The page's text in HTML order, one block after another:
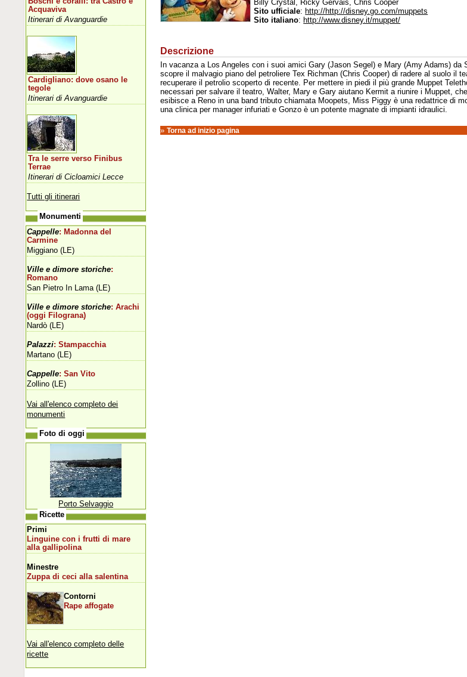
Billy Crystal, Ricky Gervais, Chris Cooper
Sito ufficiale:http://http://disney.go.com/muppets
Sito italiano:http://www.disney.it/muppet/
Descrizione
In vacanza a Los Angeles con i suoi amici Gary (Jason Segel) e Mary (Amy Adams) da
scopre il malvagio piano del petroliere Tex Richman (Chris Cooper) di radere al suolo il
recuperare il petrolio scoperto di recente. Per mettere in piedi il più grande Muppet
necessari per salvare il teatro, Walter, Mary e Gary aiutano Kermit a riunire i Muppet,
esibisce a Reno in una band tributo chiamata Moopets, Miss Piggy è una redattrice di
una clinica per manager infuriati e Gonzo è un potente magnate di impianti idraulici.
»Torna ad inizio pagina
Acquaviva
Itinerari di Avanguardie
Cardigliano: dove osano le
tegole
Itinerari di Avanguardie
Tra le serre verso Finibus
Terrae
Itinerari di Cicloamici Lecce
Tutti gli itinerari
Monumenti
Cappelle: Madonna del
Carmine
Miggiano (LE)
Ville e dimore storiche:
Romano
San Pietro In Lama (LE)
Ville e dimore storiche: Arachi
(oggi Filograna)
Nardò (LE)
Palazzi: Stampacchia
Martano (LE)
Cappelle: San Vito
Zollino (LE)
Vai all'elenco completo dei
monumenti
Foto di oggi
Porto Selvaggio
Ricette
Primi
Linguine con i frutti di mare
alla gallipolina
Minestre
Zuppa di ceci alla salentina
Contorni
Rape affogate
Vai all'elenco completo delle
ricette